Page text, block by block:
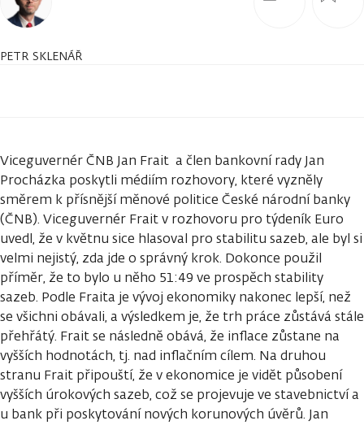
PETR SKLENÁŘ
Viceguvernér ČNB Jan Frait a člen bankovní rady Jan
Procházka poskytli médiím rozhovory, které vyzněly
směrem k přísnější měnové politice České národní banky
(ČNB). Viceguvernér Frait v rozhovoru pro týdeník Euro
uvedl, že v květnu sice hlasoval pro stabilitu sazeb, ale byl si
velmi nejistý, zda jde o správný krok. Dokonce použil
příměr, že to bylo u něho 51:49 ve prospěch stability
sazeb. Podle Fraita je vývoj ekonomiky nakonec lepší, než
se všichni obávali, a výsledkem je, že trh práce zůstává stále
přehřátý. Frait se následně obává, že inflace zůstane na
vyšších hodnotách, tj. nad inflačním cílem. Na druhou
stranu Frait připouští, že v ekonomice je vidět působení
vyšších úrokových sazeb, což se projevuje ve stavebnictví a
u bank při poskytování nových korunových úvěrů. Jan